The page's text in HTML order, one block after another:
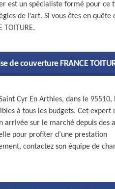
est un spécialiste formé pour ce
de l’art. Si vous êtes en quête
de couverture FRANCE
Cyr En Arthies, dans le 95510,
à tous les budgets. Cet expert
arrivée sur le marché depuis des
pour profiter d’une prestation
contactez son équipe de